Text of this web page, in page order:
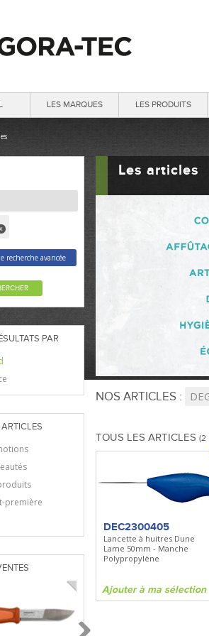
LES MARQUES LES PRODUITS
Les articles
x
recherche avancée
PAR
ARTICLES
première
NOS ARTICLES :
TOUS LES ARTICLES (2
DEC2300405
Lancette à huitres Dune
Lame 50mm - Manche
Polypropylène
Ajouter à ma sélection